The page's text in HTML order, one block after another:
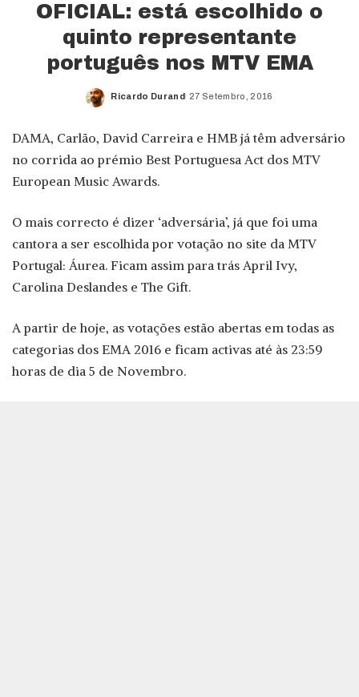
OFICIAL: está escolhido o
quinto representante
português nos MTV EMA
Posted
Ricardo Durand 27 Setembro, 2016
DAMA, Carlão, David Carreira e HMB já têm adversário
no corrida ao prémio Best Portuguesa Act dos MTV
European Music Awards.
O mais correcto é dizer ‘adversária’, já que foi uma
cantora a ser escolhida por votação no site da MTV
Portugal: Áurea. Ficam assim para trás April Ivy,
Carolina Deslandes e The Gift.
A partir de hoje, as votações estão abertas em todas as
categorias dos EMA 2016 e ficam activas até às 23:59
horas de dia 5 de Novembro.